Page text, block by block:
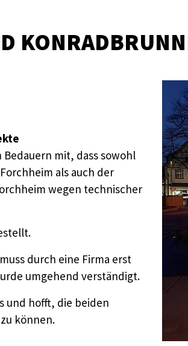
mit, dass sowohl
als auch der
wegen technischer
durch eine Firma erst
umgehend verständigt.
und hofft, die beiden
können.